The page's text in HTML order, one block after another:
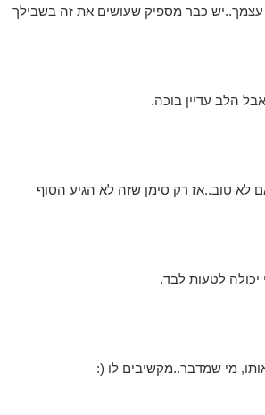
כבר מספיק שעושים את זה בשבילך
הלב עדיין בוכה.
לא טוב..אז רק סימן שזה לא הגיע הסוף
יכולה לטעות לבד.
מי שמדבר..מקשיבים לו (: